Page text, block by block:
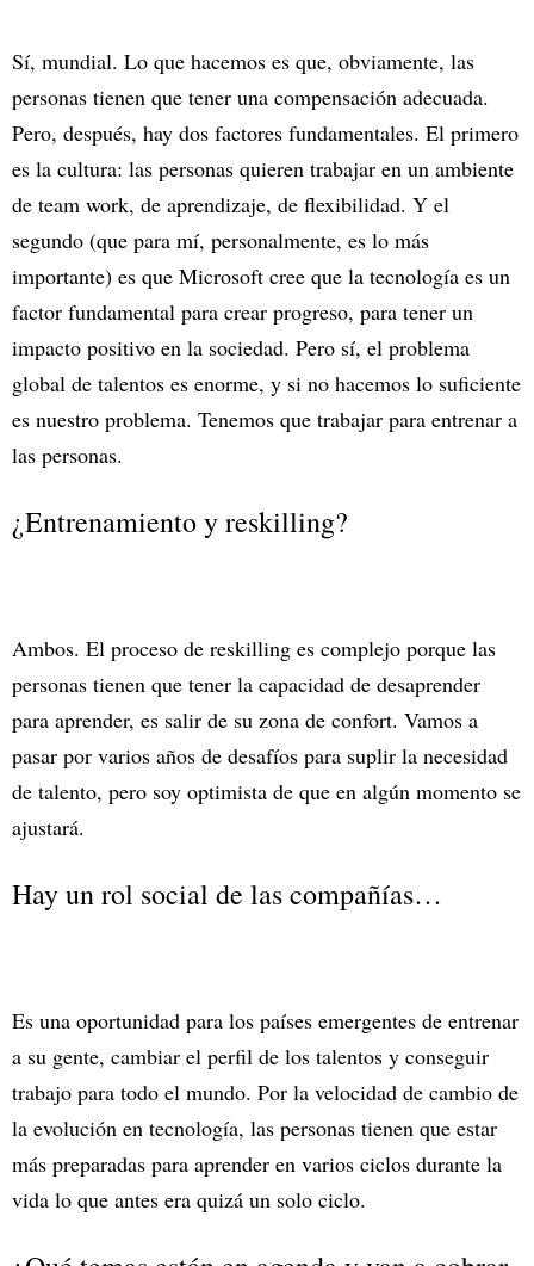
Sí, mundial. Lo que hacemos es que, obviamente, las
personas tienen que tener una compensación adecuada.
Pero, después, hay dos factores fundamentales. El primero
es la cultura: las personas quieren trabajar en un ambiente
de team work, de aprendizaje, de flexibilidad. Y el
segundo (que para mí, personalmente, es lo más
importante) es que Microsoft cree que la tecnología es un
factor fundamental para crear progreso, para tener un
impacto positivo en la sociedad. Pero sí, el problema
global de talentos es enorme, y si no hacemos lo suficiente
es nuestro problema. Tenemos que trabajar para entrenar a
las personas.
¿Entrenamiento y reskilling?
Ambos. El proceso de reskilling es complejo porque las
personas tienen que tener la capacidad de desaprender
para aprender, es salir de su zona de confort. Vamos a
pasar por varios años de desafíos para suplir la necesidad
de talento, pero soy optimista de que en algún momento se
ajustará.
Hay un rol social de las compañías…
Es una oportunidad para los países emergentes de entrenar
a su gente, cambiar el perfil de los talentos y conseguir
trabajo para todo el mundo. Por la velocidad de cambio de
la evolución en tecnología, las personas tienen que estar
más preparadas para aprender en varios ciclos durante la
vida lo que antes era quizá un solo ciclo.